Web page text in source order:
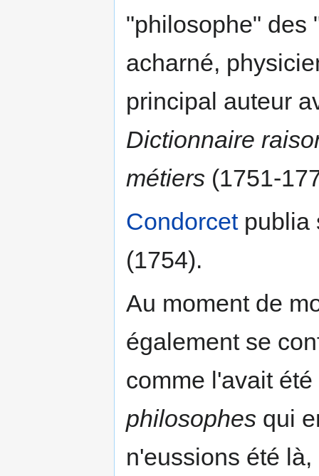
"philosophe" des
acharné,
principal auteur
Dictionnaire
métiers (1751-
Condorcetpublia
(1754).
Au moment de
également se
comme l'avait
philosophes qui
n'eussions été